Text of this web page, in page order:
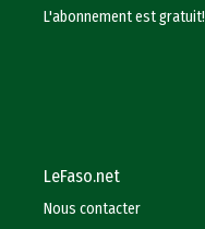
L'abonnement est gratuit!
LeFaso.net
Nous contacter